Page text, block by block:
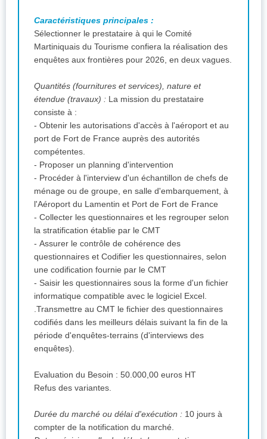
Caractéristiques principales :
Sélectionner le prestataire à qui le Comité
Martiniquais du Tourisme confiera la réalisation des
enquêtes aux frontières pour 2026, en deux vagues.
Quantités (fournitures et services), nature et
étendue (travaux) : La mission du prestataire
consiste à :
- Obtenir les autorisations d'accès à l'aéroport et au
port de Fort de France auprès des autorités
compétentes.
- Proposer un planning d'intervention
- Procéder à l'interview d'un échantillon de chefs de
ménage ou de groupe, en salle d'embarquement, à
l'Aéroport du Lamentin et Port de Fort de France
- Collecter les questionnaires et les regrouper selon
la stratification établie par le CMT
- Assurer le contrôle de cohérence des
questionnaires et Codifier les questionnaires, selon
une codification fournie par le CMT
- Saisir les questionnaires sous la forme d'un fichier
informatique compatible avec le logiciel Excel.
.Transmettre au CMT le fichier des questionnaires
codifiés dans les meilleurs délais suivant la fin de la
période d'enquêtes-terrains (d'interviews des
enquêtes).
Evaluation du Besoin : 50.000,00 euros HT
Refus des variantes.
Durée du marché ou délai d'exécution : 10 jours à
compter de la notification du marché.